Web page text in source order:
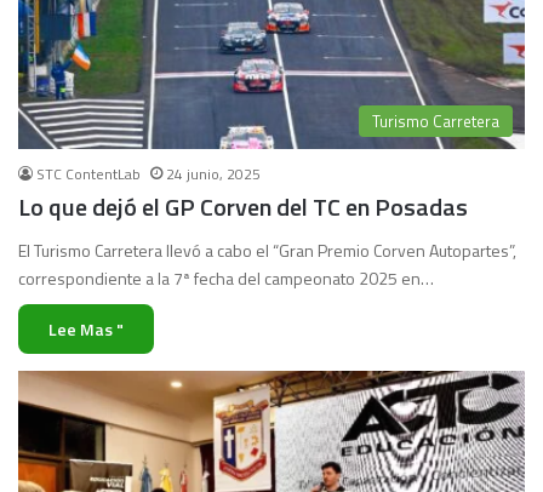
Turismo Carretera
STC ContentLab 24 junio, 2025
Lo que dejó el GP Corven del TC en Posadas
El Turismo Carretera llevó a cabo el “Gran Premio Corven Autopartes”,
correspondiente a la 7ª fecha del campeonato 2025 en…
Lee Mas "